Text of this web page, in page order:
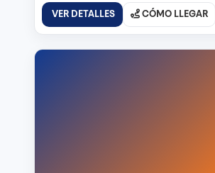
VER DETALLES CÓMO LLEGAR